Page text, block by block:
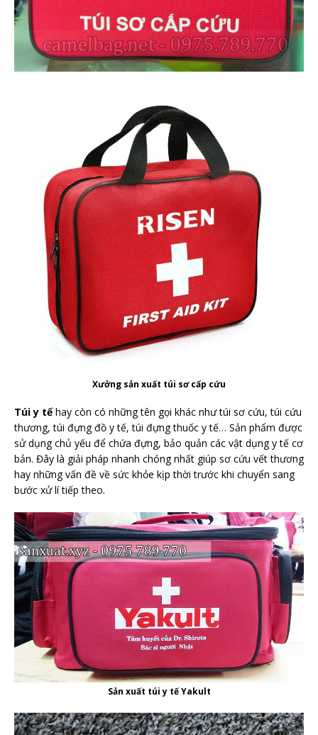
Xưởng sản xuất túi sơ cấp cứu
Túi y tếhay còn có những tên gọi khác như túi sơ cứu, túi cứu
thương, túi đựng đồ y tế, túi đựng thuốc y tế… Sản phẩm được
sử dụng chủ yếu để chứa đựng, bảo quản các vật dụng y tế cơ
bản. Đây là giải pháp nhanh chóng nhất giúp sơ cứu vết thương
hay những vấn đề về sức khỏe kịp thời trước khi chuyển sang
bước xử lí tiếp theo.
Sản xuất túi y tế Yakult